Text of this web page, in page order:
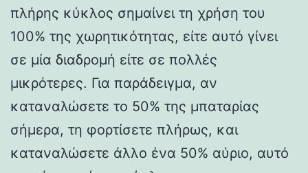
πλήρης κύκλος σημαίνει τη χρήση του
100% της χωρητικότητας, είτε αυτό γίνει
σε μία διαδρομή είτε σε πολλές
μικρότερες. Για παράδειγμα, αν
καταναλώσετε το 50% της μπαταρίας
σήμερα, τη φορτίσετε πλήρως, και
καταναλώσετε άλλο ένα 50% αύριο, αυτό